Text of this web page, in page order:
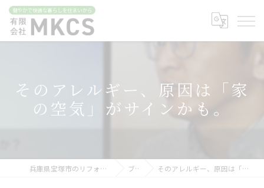
そのアレルギー、原因は「家
の空気」がサインかも。
兵庫県宝塚市のリフォームなら有限会社MKCS ブログ そのアレルギー、原因は「家の空気」がサインかも。